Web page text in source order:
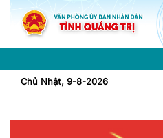
Chủ Nhật, 9-8-2026